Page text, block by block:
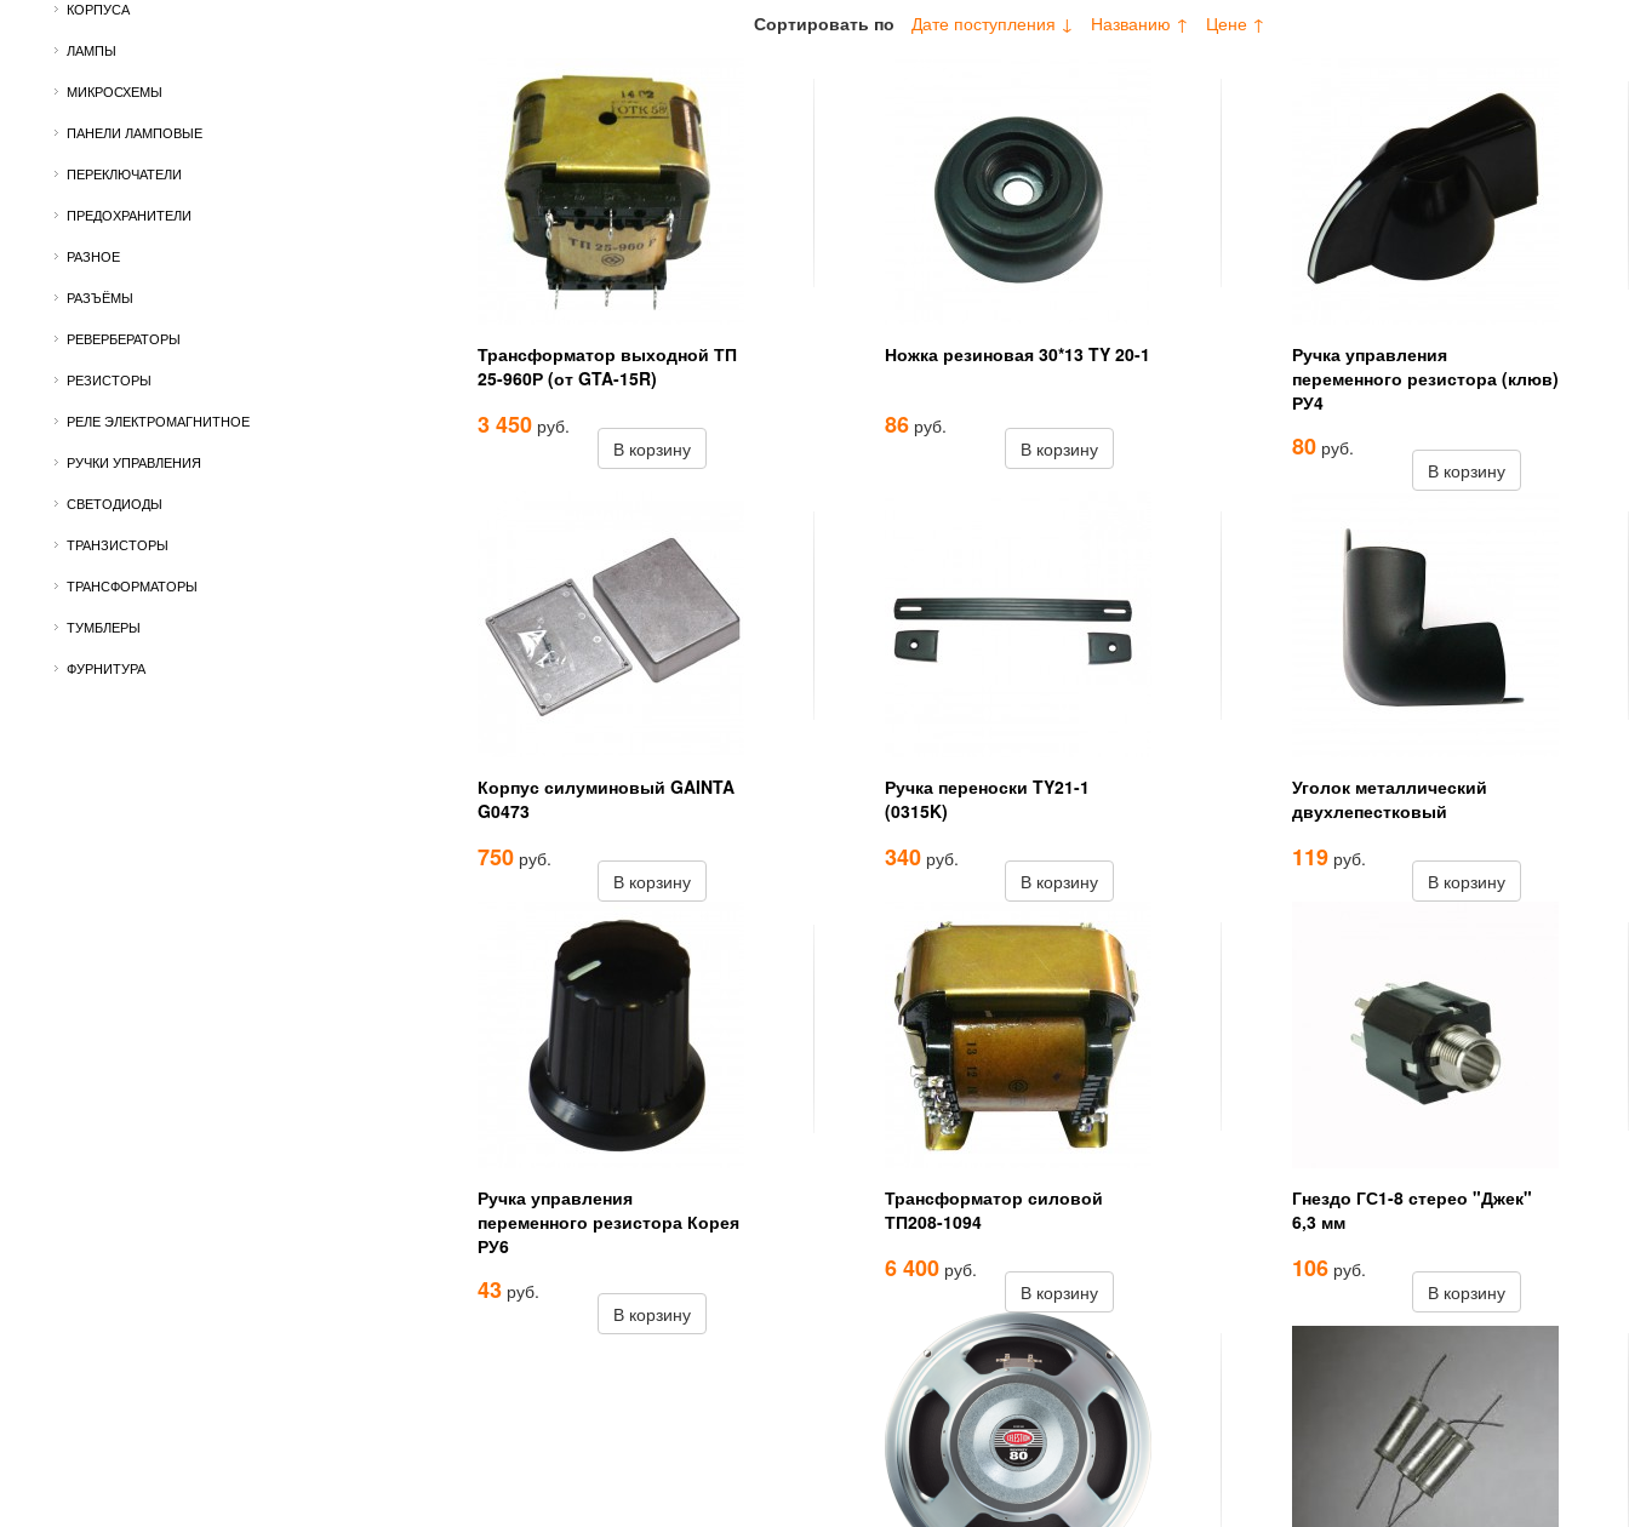
КОРПУСА
ЛАМПЫ
МИКРОСХЕМЫ
ПАНЕЛИ ЛАМПОВЫЕ
ПЕРЕКЛЮЧАТЕЛИ
ПРЕДОХРАНИТЕЛИ
РАЗНОЕ
РАЗЪЁМЫ
РЕВЕРБЕРАТОРЫ
РЕЗИСТОРЫ
РЕЛЕ ЭЛЕКТРОМАГНИТНОЕ
РУЧКИ УПРАВЛЕНИЯ
СВЕТОДИОДЫ
ТРАНЗИСТОРЫ
ТРАНСФОРМАТОРЫ
ТУМБЛЕРЫ
ФУРНИТУРА
Сортировать по Дате поступления ↓ Названию ↑ Цене ↑
Трансформатор выходной ТП
25-960Р (от GTA-15R)
3 450 руб.
В корзину
Ножка резиновая 30*13 TY 20-1
86 руб.
В корзину
Ручка управления
переменного резистора (клюв)
РУ4
80 руб.
В корзину
Корпус силуминовый GAINTA
G0473
750 руб.
В корзину
Ручка переноски TY21-1
(0315K)
340 руб.
В корзину
Уголок металлический
двухлепестковый
119 руб.
В корзину
Ручка управления
переменного резистора Корея
РУ6
43 руб.
В корзину
Трансформатор силовой
ТП208-1094
6 400 руб.
В корзину
Гнездо ГС1-8 стерео "Джек"
6,3 мм
106 руб.
В корзину